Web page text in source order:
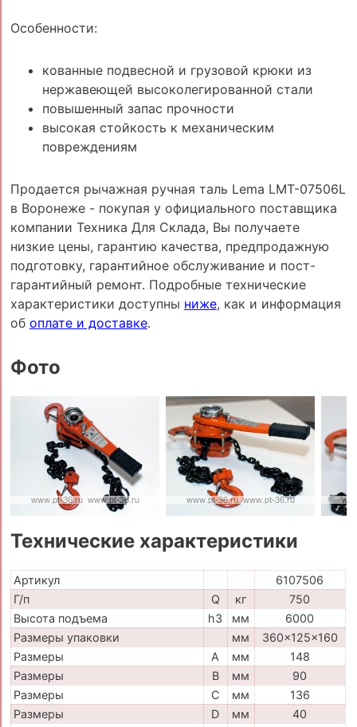
Особенности:
кованные подвесной и грузовой крюки из
нержавеющей высоколегированной стали
повышенный запас прочности
высокая стойкость к механическим
повреждениям
Продается рычажная ручная таль Lema LMT-07506L
в Воронеже - покупая у официального поставщика
компании Техника Для Склада, Вы получаете
низкие цены, гарантию качества, предпродажную
подготовку, гарантийное обслуживание и пост-
гарантийный ремонт. Подробные технические
характеристики доступны ниже, как и информация
об оплате и доставке.
Фото
Технические характеристики
Артикул
6107506
Г/п
Q кг
750
Высота подъема
h3 мм
6000
Размеры упаковки
мм
360x125x160
Размеры
A мм
148
Размеры
B мм
90
Размеры
C мм
136
Размеры
D мм
40